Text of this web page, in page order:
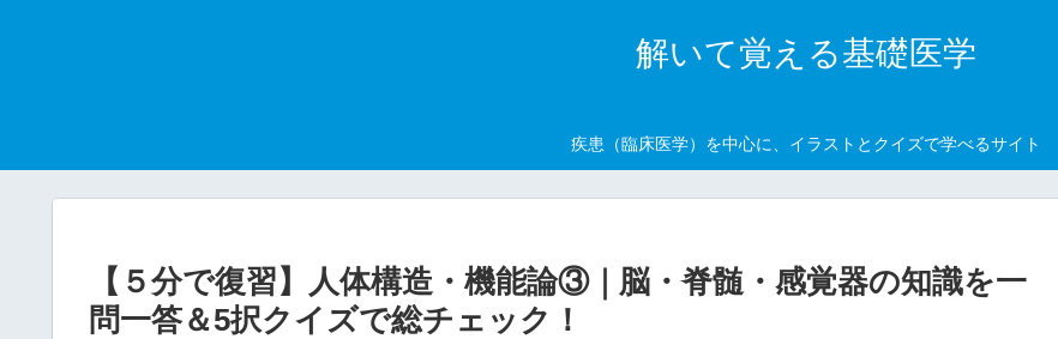
解いて覚える基礎医学
疾患（臨床医学）を中心に、イラストとクイズで学べるサイト
【５分で復習】人体構造・機能論③｜脳・脊髄・感覚器の知識を一
問一答＆5択クイズで総チェック！